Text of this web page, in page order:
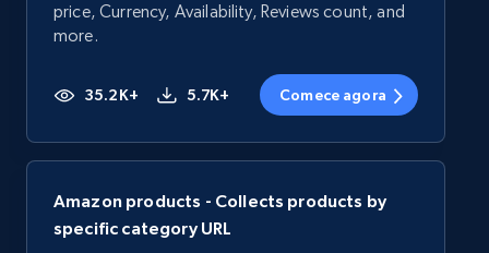
price, Currency, Availability, Reviews count, and
more.
35.2K+ 5.7K+ Comece agora
Amazon products - Collects products by
specific category URL